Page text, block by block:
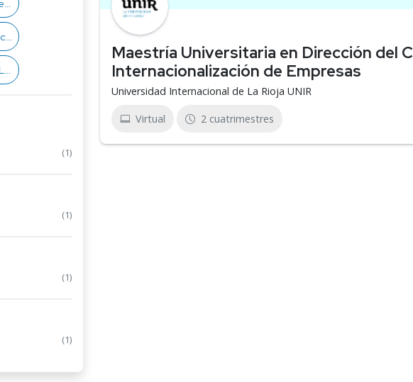
(1)
(1)
(1)
(1)
Maestría Universitaria en Dirección del
Internacionalización de Empresas
Universidad Internacional de La Rioja UNIR
Virtual 2 cuatrimestres